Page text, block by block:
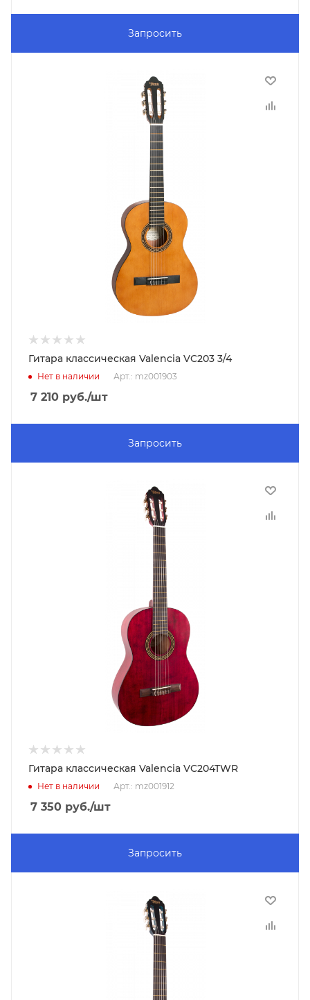
Запросить
Гитара классическая Valencia VC203 3/4
Нет в наличии Арт.: mz001903
7 210 руб./шт
Запросить
Гитара классическая Valencia VC204TWR
Нет в наличии Арт.: mz001912
7 350 руб./шт
Запросить